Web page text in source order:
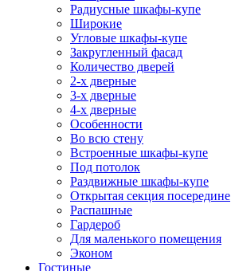
Радиусные шкафы-купе
Широкие
Угловые шкафы-купе
Закругленный фасад
Количество дверей
2-х дверные
3-х дверные
4-х дверные
Особенности
Во всю стену
Встроенные шкафы-купе
Под потолок
Раздвижные шкафы-купе
Открытая секция посередине
Распашные
Гардероб
Для маленького помещения
Эконом
Гостиные